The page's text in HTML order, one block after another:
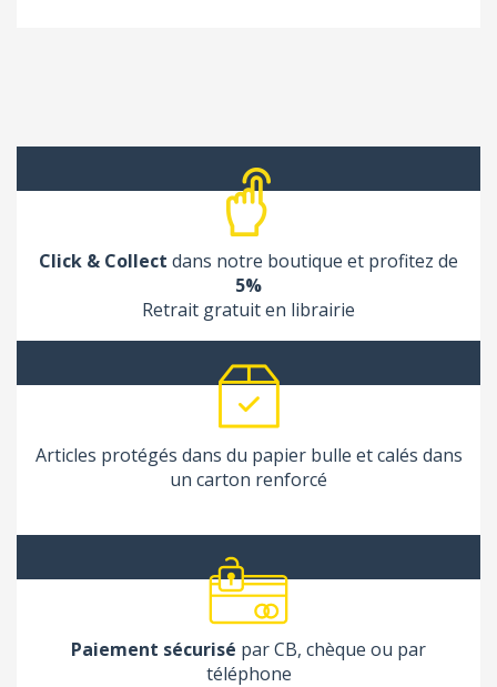
Click & Collect dans notre boutique et profitez de
5%
Retrait gratuit en librairie
Articles protégés dans du papier bulle et calés dans
un carton renforcé
Paiement sécurisé par CB, chèque ou par
téléphone